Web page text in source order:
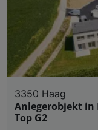
3350 Haag
Anlegerobjekt in
Top G2